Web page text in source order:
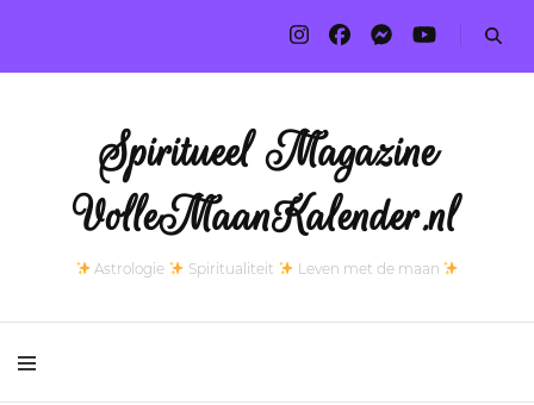
Spiritueel Magazine
VolleMaanKalender.nl
Astrologie Spiritualiteit Leven met de maan